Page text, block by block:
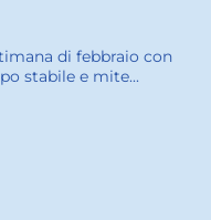
di febbraio con
stabile e mite...